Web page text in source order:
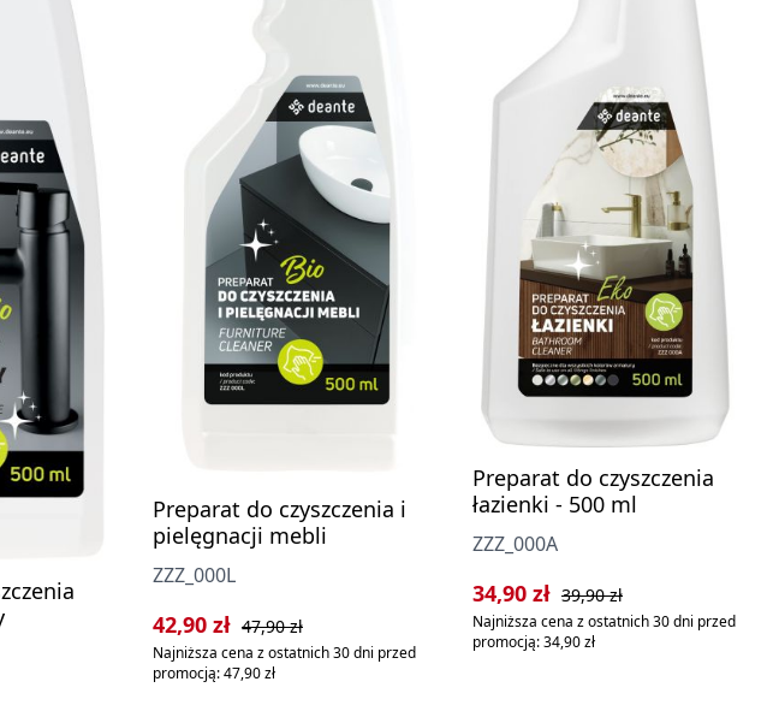
Preparat do czyszczenia i
pielęgnacji mebli
ZZZ_000L
Cena sprzedaży:
42,90 zł Cena regularna:
47,90 zł
Najniższa cena z ostatnich 30 dni przed
promocją: 47,90 zł
Preparat do czyszczenia
łazienki - 500 ml
ZZZ_000A
Cena sprzedaży:
34,90 zł Cena regularna:
39,90 zł
Najniższa cena z ostatnich 30 dni przed
promocją: 34,90 zł